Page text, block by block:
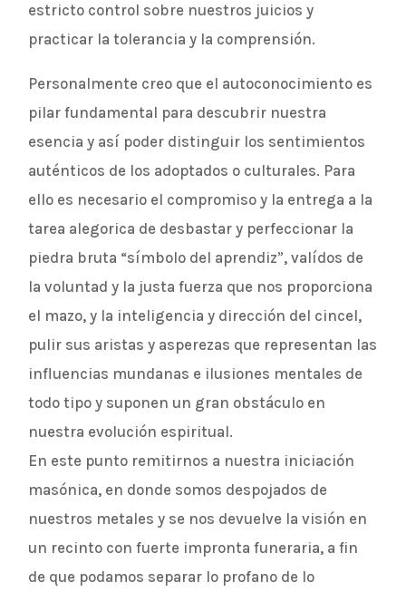
estricto control sobre nuestros juicios y
practicar la tolerancia y la comprensión.
Personalmente creo que el autoconocimiento es
pilar fundamental para descubrir nuestra
esencia y así poder distinguir los sentimientos
auténticos de los adoptados o culturales. Para
ello es necesario el compromiso y la entrega a la
tarea alegorica de desbastar y perfeccionar la
piedra bruta “símbolo del aprendiz”, valídos de
la voluntad y la justa fuerza que nos proporciona
el mazo, y la inteligencia y dirección del cincel,
pulir sus aristas y asperezas que representan las
influencias mundanas e ilusiones mentales de
todo tipo y suponen un gran obstáculo en
nuestra evolución espiritual.
En este punto remitirnos a nuestra iniciación
masónica, en donde somos despojados de
nuestros metales y se nos devuelve la visión en
un recinto con fuerte impronta funeraria, a fin
de que podamos separar lo profano de lo